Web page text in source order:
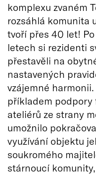
komplexu zvaném
rozsáhlá komunita
tvoří přes 40 let!
letech si rezidenti
přestavěli na
nastavených
vzájemné
příkladem podpory
ateliérů ze strany
umožnilo
využívání objektu
soukromého
stárnoucí